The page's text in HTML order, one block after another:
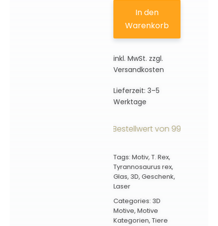
/
Tyrannosaurus
3D
Motiv
Menge
In den
Warenkorb
inkl. MwSt. zzgl.
Versandkosten
Lieferzeit: 3–5
Werktage
ab einem Bestellwert von 99€ innerhalb
Tags: Motiv, T. Rex,
Tyrannosaurus rex,
Glas, 3D, Geschenk,
Laser
Categories: 3D
Motive, Motive
Kategorien, Tiere